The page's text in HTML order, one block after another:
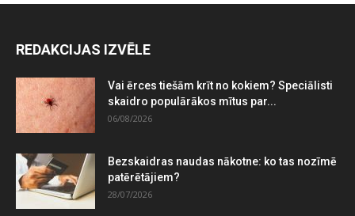
REDAKCIJAS IZVĒLE
Vai ērces tiešām krīt no kokiem? Speciālisti
skaidro populārākos mītus par...
06/08/2026
Bezskaidras naudas nākotne: ko tas nozīmē
patērētājiem?
28/07/2026